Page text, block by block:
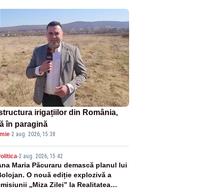
irigațiilor din România,
în paragină
·2 aug. 2026, 15:38
-2 aug. 2026, 15:42
Maria Păcuraru demască planul lui
O nouă ediție explozivă a
„Miza Zilei” la Realitatea